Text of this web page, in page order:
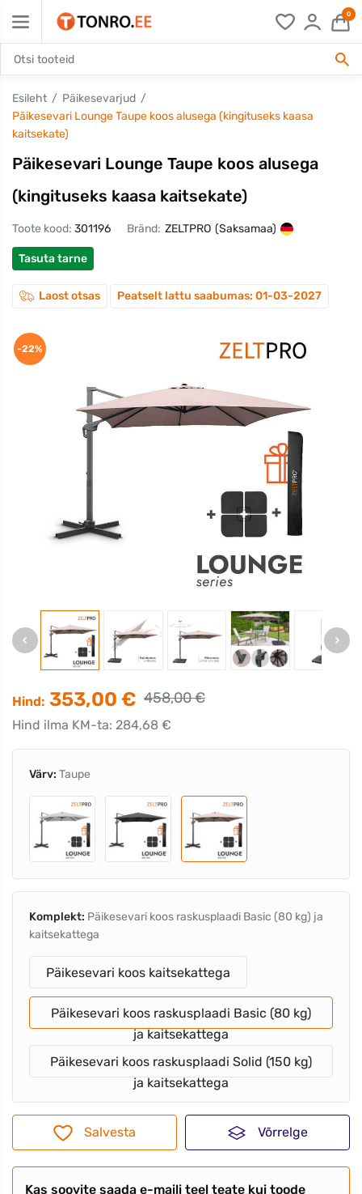
0
Esileht
Päikesevarjud
Päikesevari Lounge Taupe koos alusega (kingituseks kaasa
kaitsekate)
Päikesevari Lounge Taupe koos alusega
(kingituseks kaasa kaitsekate)
Toote kood: 301196 Bränd: ZELTPRO (Saksamaa)
Tasuta tarne
Laost otsas Peatselt lattu saabumas: 01-03-2027
-22%
Hind: 353,00 € 458,00 €
Hind ilma KM-ta: 284,68 €
Värv: Taupe
Komplekt: Päikesevari koos raskusplaadi Basic (80 kg) ja
kaitsekattega
Päikesevari koos kaitsekattega
Päikesevari koos raskusplaadi Basic (80 kg)
ja kaitsekattega
Päikesevari koos raskusplaadi Solid (150 kg)
ja kaitsekattega
Salvesta Võrrelge
Kas soovite saada e-maili teel teate kui toode